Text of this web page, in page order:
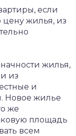
если
жилья, из
жилья,
из
и
Новое жилье
же
площадь
всем